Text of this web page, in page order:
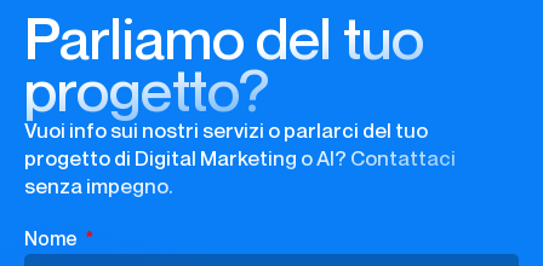
Parliamo del tuo
progetto?
Vuoi info sui nostri servizi o parlarci del tuo
progetto di Digital Marketing o AI? Contattaci
senza impegno.
Nome